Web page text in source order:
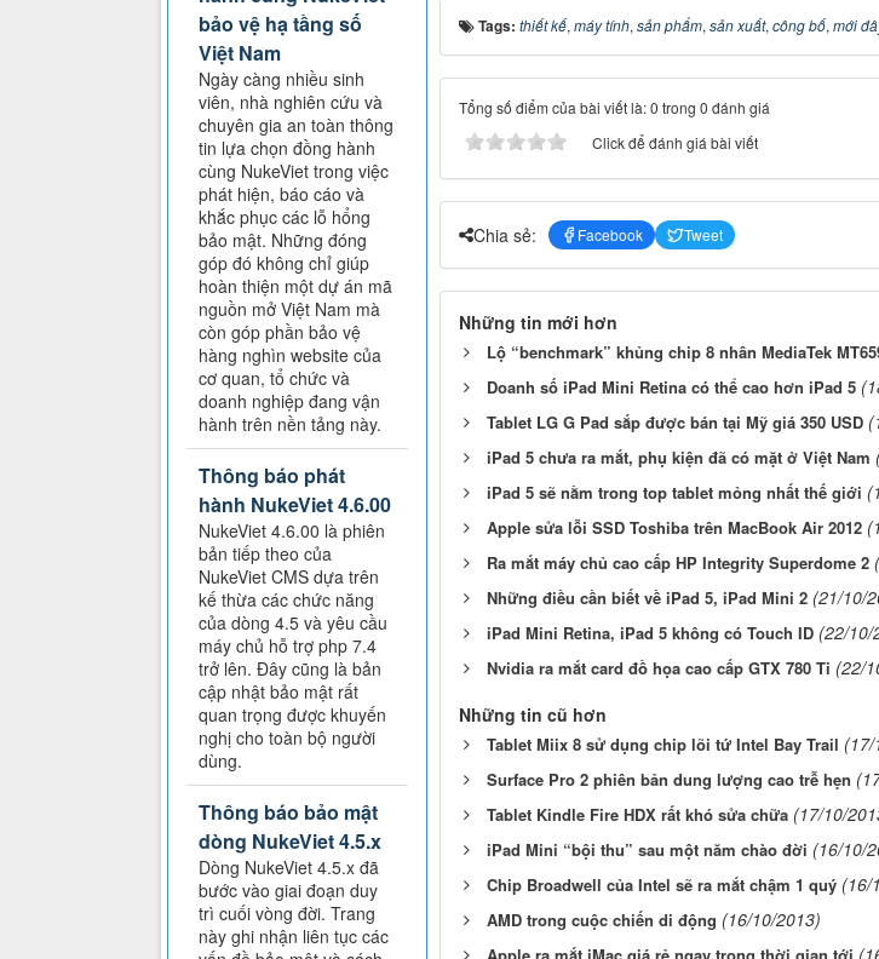
Tags: thiết kế, máy tính, sản phẩm, sản xuất, công bố, mới
Tổng số điểm của bài viết là: 0 trong 0 đánh giá
Click để đánh giá bài viết
Chia sẻ: Facebook Tweet
Những tin mới hơn
Lộ “benchmark” khủng chip 8 nhân MediaTek
Doanh số iPad Mini Retina có thể cao hơn iPad 5
Tablet LG G Pad sắp được bán tại Mỹ giá 350 USD
iPad 5 chưa ra mắt, phụ kiện đã có mặt ở Việt Nam
iPad 5 sẽ nằm trong top tablet mỏng nhất thế giới
Apple sửa lỗi SSD Toshiba trên MacBook Air 2012
Ra mắt máy chủ cao cấp HP Integrity Superdome 2
Những điều cần biết về iPad 5, iPad Mini 2 (21/10/
iPad Mini Retina, iPad 5 không có Touch ID (22/10/
Nvidia ra mắt card đồ họa cao cấp GTX 780 Ti (22/
Những tin cũ hơn
Tablet Miix 8 sử dụng chip lõi tứ Intel Bay Trail (17/
Surface Pro 2 phiên bản dung lượng cao trễ hẹn
Tablet Kindle Fire HDX rất khó sửa chữa (17/10/
iPad Mini “bội thu” sau một năm chào đời (16/10/
Chip Broadwell của Intel sẽ ra mắt chậm 1 quý (16/
AMD trong cuộc chiến di động (16/10/2013)
bảo vệ hạ tầng số
Việt Nam
Ngày càng nhiều sinh
viên, nhà nghiên cứu và
chuyên gia an toàn thông
tin lựa chọn đồng hành
cùng NukeViet trong việc
phát hiện, báo cáo và
khắc phục các lỗ hổng
bảo mật. Những đóng
góp đó không chỉ giúp
hoàn thiện một dự án mã
nguồn mở Việt Nam mà
còn góp phần bảo vệ
hàng nghìn website của
cơ quan, tổ chức và
doanh nghiệp đang vận
hành trên nền tảng này.
Thông báo phát
hành NukeViet 4.6.00
NukeViet 4.6.00 là phiên
bản tiếp theo của
NukeViet CMS dựa trên
kế thừa các chức năng
của dòng 4.5 và yêu cầu
máy chủ hỗ trợ php 7.4
trở lên. Đây cũng là bản
cập nhật bảo mật rất
quan trọng được khuyến
nghị cho toàn bộ người
dùng.
Thông báo bảo mật
dòng NukeViet 4.5.x
Dòng NukeViet 4.5.x đã
bước vào giai đoạn duy
trì cuối vòng đời. Trang
này ghi nhận liên tục các